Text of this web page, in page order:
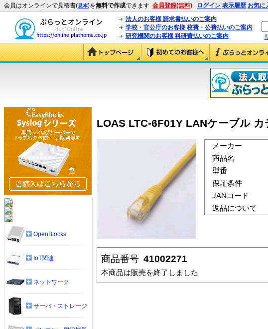
会員はオンラインで見積書(見本)を無料で作成できます 会員登録(無料) ログイン 表示履歴 お気に
法人のお客様 請求書払いのご案内
学校・官公庁のお客様 校費・公費払いのご案内
研究機関のお客様 科研費払いのご案内
LOAS LTC-6F01Y LANケーブル
メーカー
商品名
型番
保証条件
JANコード
返品について
商品番号 41002271
本商品は販売を終了しました
OpenBlocks
IoT関連
ネットワーク
サーバ・ストレージ